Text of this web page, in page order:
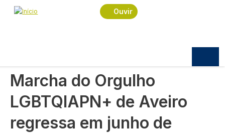
Passar para o conteúdo principal
Ouvir
Navegação estrutural
Início
Praça
Marcha do Orgulho LGBTQIAPN+ de Aveiro
Marcha do Orgulho
LGBTQIAPN+ de Aveiro
regressa em junho de